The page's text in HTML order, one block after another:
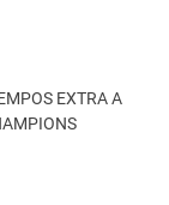
EXTRA A